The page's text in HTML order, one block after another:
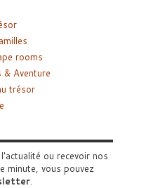
rooms
& Aventure
trésor
ou recevoir nos
minute, vous pouvez
.